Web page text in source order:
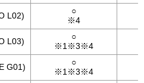
L02)
○
※4
L03)
○
※1※3※4
G01)
○
※1※3※4